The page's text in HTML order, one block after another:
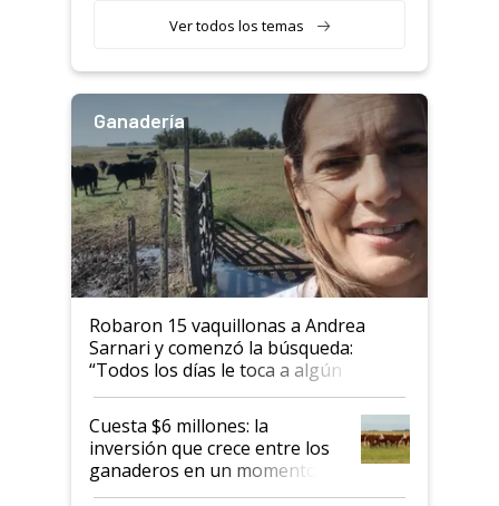
Ver todos los temas
Ganadería
Robaron 15 vaquillonas a Andrea
Sarnari y comenzó la búsqueda:
“Todos los días le toca a algún
productor”
Cuesta $6 millones: la
inversión que crece entre los
ganaderos en un momento
histórico para la actividad